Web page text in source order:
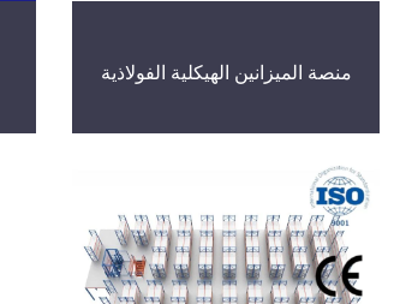
منصة الميزانين الهيكلية الفولاذية